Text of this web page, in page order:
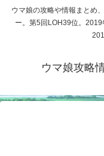
ウマ娘の攻略や情報まとめ
ー。第5回LOH39位。
ウマ娘攻略